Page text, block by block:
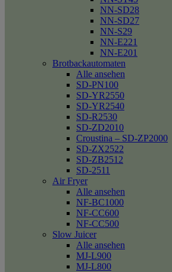
NN-SD28
NN-SD27
NN-S29
NN-E221
NN-E201
Brotbackautomaten
Alle ansehen
SD-PN100
SD-YR2550
SD-YR2540
SD-R2530
SD-ZD2010
Croustina – SD-ZP2000
SD-ZX2522
SD-ZB2512
SD-2511
Air Fryer
Alle ansehen
NF-BC1000
NF-CC600
NF-CC500
Slow Juicer
Alle ansehen
MJ-L900
MJ-L800